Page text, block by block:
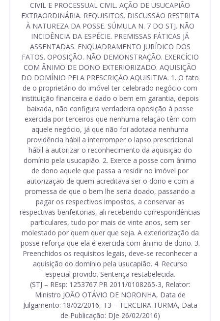
CIVIL E PROCESSUAL CIVIL. AÇÃO DE USUCAPIÃO
EXTRAORDINÁRIA. REQUISITOS. DISCUSSÃO RESTRITA
À NATUREZA DA POSSE. SÚMULA N. 7 DO STJ. NÃO
INCIDÊNCIA DA ESPÉCIE. PREMISSAS FÁTICAS JÁ
ASSENTADAS. ENQUADRAMENTO JURÍDICO DOS
FATOS. OPOSIÇÃO. NÃO DEMONSTRAÇÃO. EXERCÍCIO
COM ÂNIMO DE DONO EXTERIORIZADO. AQUISIÇÃO
DO DOMÍNIO PELA PRESCRIÇÃO AQUISITIVA. 1. O fato
de o proprietário do imóvel ter celebrado negócio com
instituição financeira e dado o bem em garantia, depois
baixada, não configura verdadeira oposição à posse
exercida por terceiros que nenhuma relação têm com
aquele negócio, já que não foi adotada nenhuma
providência hábil a interromper o lapso prescricional
hábil a autorizar o reconhecimento da aquisição do
domínio pela usucapião. 2. Exerce a posse com ânimo
de dono aquele que passa a residir no imóvel por
autorização de quem acreditava ser o dono e com a
promessa de que o bem lhe seria doado, passando a
pagar os respectivos impostos, a conservar as
respectivas benfeitorias, ali recebendo correspondências
particulares, tudo por mais de vinte anos, sem ser
molestado por quem quer que seja. A exteriorização da
posse reforça que ela é exercida com ânimo de dono. 3.
Preenchidos os requisitos legais, deve-se reconhecer a
aquisição do domínio pela usucapião. 4. Recurso
especial provido. Sentença restabelecida.
(STJ – REsp: 1253767 PR 2011/0108265-3, Relator:
Ministro JOÃO OTÁVIO DE NORONHA, Data de
Julgamento: 18/02/2016, T3 – TERCEIRA TURMA, Data
de Publicação: DJe 26/02/2016)